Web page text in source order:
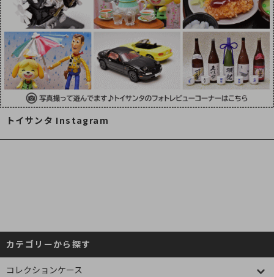
トイサンタ Instagram
カテゴリーから探す
コレクションケース